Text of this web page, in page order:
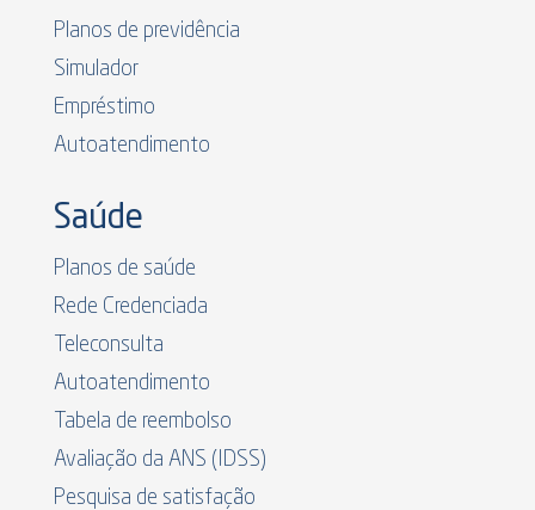
Planos de previdência
Simulador
Empréstimo
Autoatendimento
Saúde
Planos de saúde
Rede Credenciada
Teleconsulta
Autoatendimento
Tabela de reembolso
Avaliação da ANS (IDSS)
Pesquisa de satisfação